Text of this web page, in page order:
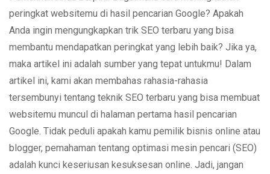
peringkat websitemu di hasil pencarian Google? Apakah
Anda ingin mengungkapkan trik SEO terbaru yang bisa
membantu mendapatkan peringkat yang lebih baik? Jika ya,
maka artikel ini adalah sumber yang tepat untukmu! Dalam
artikel ini, kami akan membahas rahasia-rahasia
tersembunyi tentang teknik SEO terbaru yang bisa membuat
websitemu muncul di halaman pertama hasil pencarian
Google. Tidak peduli apakah kamu pemilik bisnis online atau
blogger, pemahaman tentang optimasi mesin pencari (SEO)
adalah kunci keseriusan kesuksesan online. Jadi, jangan